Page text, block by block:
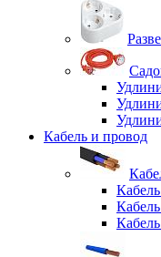
Кабель и провод